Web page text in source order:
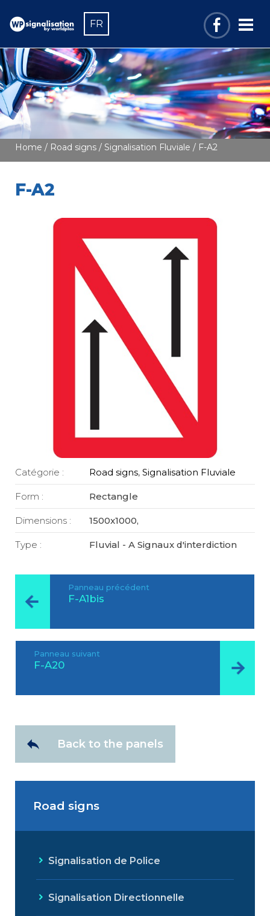
FR
Home / Road signs / Signalisation Fluviale / F-A2
F-A2
Catégorie : Road signs,Signalisation Fluviale
Form : Rectangle
Dimensions : 1500x1000,
Type : Fluvial - A Signaux d'interdiction
Panneau précédent
F-A1bis
Panneau suivant
F-A20
Back to the panels
Road signs
Signalisation de Police
Signalisation Directionnelle